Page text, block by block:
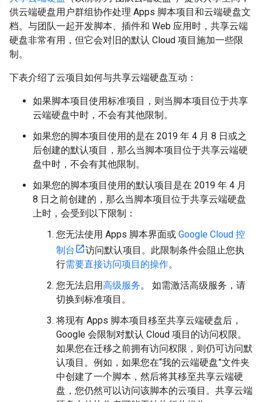
供云端硬盘用户群组协作处理 Apps 脚本项目和云端硬盘文
档。与团队一起开发脚本、插件和 Web 应用时，共享云端
硬盘非常有用，但它会对旧的默认 Cloud 项目施加一些限
制。
下表介绍了云项目如何与共享云端硬盘互动：
如果脚本项目使用标准项目，则当脚本项目位于共享
云端硬盘中时，不会有其他限制。
如果您的脚本项目使用的是在 2019 年 4 月 8 日或之
后创建的默认项目，那么当脚本项目位于共享云端硬
盘中时，不会有其他限制。
如果您的脚本项目使用的默认项目是在 2019 年 4 月
8 日之前创建的，那么当脚本项目位于共享云端硬盘
上时，会受到以下限制：
您无法使用 Apps 脚本界面或 Google Cloud 控
制台
访问默认项目。此限制条件会阻止您执
行需要直接访问项目的操作。
您无法启用高级服务。 如需激活高级服务，请
切换到标准项目。
将现有 Apps 脚本项目移至共享云端硬盘后，
Google 会限制对默认 Cloud 项目的访问权限。
如果您在迁移之前拥有访问权限，则仍可访问默
认项目。例如，如果您在“我的云端硬盘”文件夹
中创建了一个脚本，然后将其移至共享云端硬
盘，您仍然可以访问该脚本的云项目。共享云端